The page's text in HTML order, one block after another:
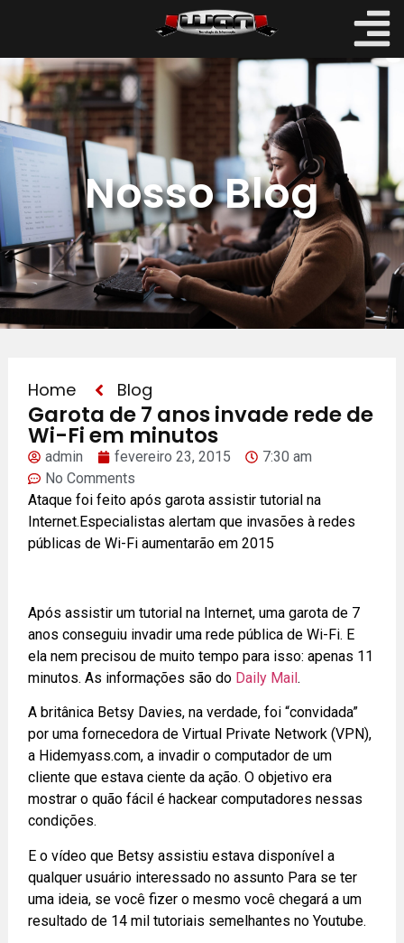
Nosso Blog
Home Blog
Garota de 7 anos invade rede de
Wi-Fi em minutos
admin fevereiro 23, 2015
7:30 am
No Comments
Ataque foi feito após garota assistir tutorial na
Internet.Especialistas alertam que invasões à redes
públicas de Wi-Fi aumentarão em 2015
Após assistir um tutorial na Internet, uma garota de 7
anos conseguiu invadir uma rede pública de Wi-Fi. E
ela nem precisou de muito tempo para isso: apenas 11
minutos. As informações são do Daily Mail.
A britânica Betsy Davies, na verdade, foi “convidada”
por uma fornecedora de Virtual Private Network (VPN),
a Hidemyass.com, a invadir o computador de um
cliente que estava ciente da ação. O objetivo era
mostrar o quão fácil é hackear computadores nessas
condições.
E o vídeo que Betsy assistiu estava disponível a
qualquer usuário interessado no assunto Para se ter
uma ideia, se você fizer o mesmo você chegará a um
resultado de 14 mil tutoriais semelhantes no Youtube.